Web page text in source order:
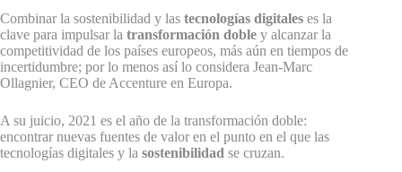
Combinar la sostenibilidad y las tecnologías digitales es la
clave para impulsar la transformación doble y alcanzar la
competitividad de los países europeos, más aún en tiempos de
incertidumbre; por lo menos así lo considera Jean-Marc
Ollagnier, CEO de Accenture en Europa.
A su juicio, 2021 es el año de la transformación doble:
encontrar nuevas fuentes de valor en el punto en el que las
tecnologías digitales y la sostenibilidad se cruzan.